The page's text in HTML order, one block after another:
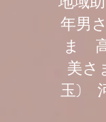
年男
ま
美
玉)